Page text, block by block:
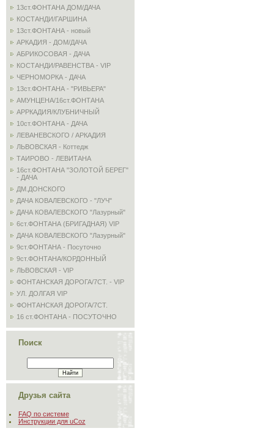
13ст.ФОНТАНА ДОМ/ДАЧА
КОСТАНДИ/ГАРШИНА
13ст.ФОНТАНА - новый
АРКАДИЯ - ДОМ/ДАЧА
АБРИКОСОВАЯ - ДАЧА
КОСТАНДИ/РАВЕНСТВА - VIP
ЧЕРНОМОРКА - ДАЧА
13ст.ФОНТАНА - "РИВЬЕРА"
АМУНЦЕНА/16ст.ФОНТАНА
АРРКАДИЯ/КЛУБНИЧНЫЙ
10ст.ФОНТАНА - ДАЧА
ЛЕВАНЕВСКОГО / АРКАДИЯ
ЛЬВОВСКАЯ - Коттедж
ТАИРОВО - ЛЕВИТАНА
16ст.ФОНТАНА "ЗОЛОТОЙ БЕРЕГ"
- ДАЧА
ДМ.ДОНСКОГО
ДАЧА КОВАЛЕВСКОГО - "ЛУЧ"
ДАЧА КОВАЛЕВСКОГО "Лазурный"
6ст.ФОНТАНА (БРИГАДНАЯ) VIP
ДАЧА КОВАЛЕВСКОГО "Лазурный"
9ст.ФОНТАНА - Посуточно
9ст.ФОНТАНА/КОРДОННЫЙ
ЛЬВОВСКАЯ - VIP
ФОНТАНСКАЯ ДОРОГА/7СТ. - VIP
УЛ. ДОЛГАЯ VIP
ФОНТАНСКАЯ ДОРОГА/7СТ.
16 ст.ФОНТАНА - ПОСУТОЧНО
Поиск
Друзья сайта
FAQ по системе
Инструкции для uCoz